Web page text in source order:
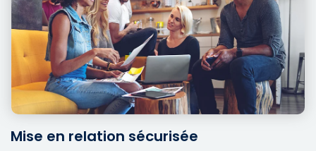
Mise en relation sécurisée